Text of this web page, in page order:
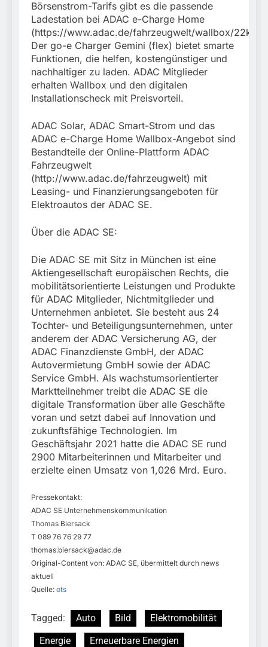
Börsenstrom-Tarifs gibt es die passende
Ladestation bei ADAC e-Charge Home
(https://www.adac.de/fahrzeugwelt/wallbox/22kw/
Der go-e Charger Gemini (flex) bietet smarte
Funktionen, die helfen, kostengünstiger und
nachhaltiger zu laden. ADAC Mitglieder
erhalten Wallbox und den digitalen
Installationscheck mit Preisvorteil.
ADAC Solar, ADAC Smart-Strom und das
ADAC e-Charge Home Wallbox-Angebot sind
Bestandteile der Online-Plattform ADAC
Fahrzeugwelt
(http://www.adac.de/fahrzeugwelt) mit
Leasing- und Finanzierungsangeboten für
Elektroautos der ADAC SE.
Über die ADAC SE:
Die ADAC SE mit Sitz in München ist eine
Aktiengesellschaft europäischen Rechts, die
mobilitätsorientierte Leistungen und Produkte
für ADAC Mitglieder, Nichtmitglieder und
Unternehmen anbietet. Sie besteht aus 24
Tochter- und Beteiligungsunternehmen, unter
anderem der ADAC Versicherung AG, der
ADAC Finanzdienste GmbH, der ADAC
Autovermietung GmbH sowie der ADAC
Service GmbH. Als wachstumsorientierter
Marktteilnehmer treibt die ADAC SE die
digitale Transformation über alle Geschäfte
voran und setzt dabei auf Innovation und
zukunftsfähige Technologien. Im
Geschäftsjahr 2021 hatte die ADAC SE rund
2900 Mitarbeiterinnen und Mitarbeiter und
erzielte einen Umsatz von 1,026 Mrd. Euro.
Pressekontakt:
ADAC SE Unternehmenskommunikation
Thomas Biersack
T 089 76 76 29 77
thomas.biersack@adac.de
Original-Content von: ADAC SE, übermittelt durch news
aktuell
Quelle: ots
Tagged: Auto Bild
Elektromobilität
Energie
Erneuerbare Energien